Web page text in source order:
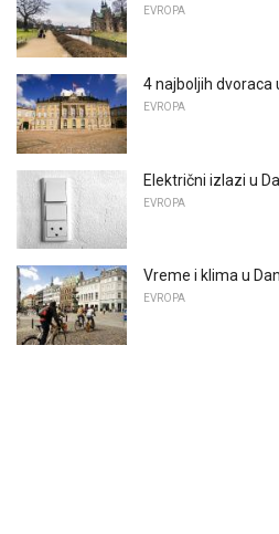
EVROPA
4 najboljih dvoraca
EVROPA
Električni izlazi u
EVROPA
Vreme i klima u
EVROPA